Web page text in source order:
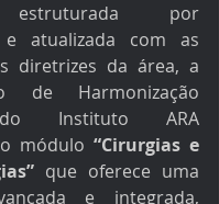
estruturada por
e atualizada com as
diretrizes da área, a
de Harmonização
Instituto ARA
módulo “Cirurgias e
que oferece uma
e integrada,